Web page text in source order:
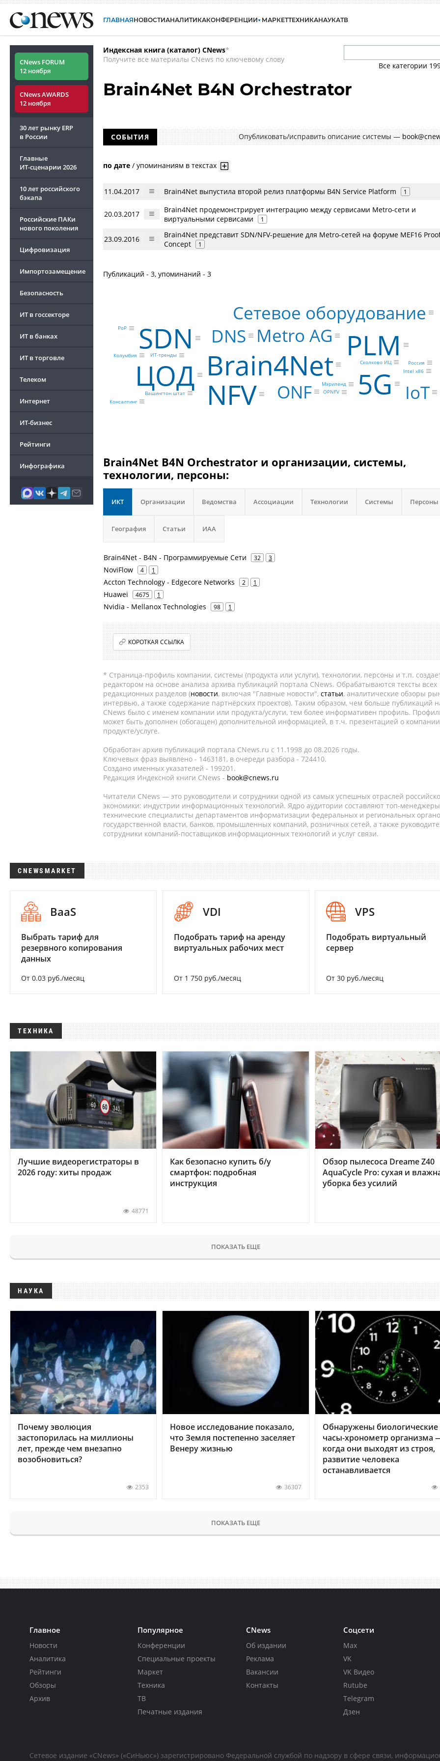
ГЛАВНАЯНОВОСТИАНАЛИТИКАКОНФЕРЕНЦИИ МАРКЕТТЕХНИКАНАУКАТВ
CNews FORUM
12 ноября
CNews AWARDS
12 ноября
30 лет рынку ERP
в России
Главные
ИТ-сценарии 2026
10 лет российского
бэкапа
Российские ПАКи
нового поколения
Цифровизация
Импортозамещение
Безопасность
ИТ в госсекторе
ИТ в банках
ИТ в торговле
Телеком
Интернет
ИТ-бизнес
Рейтинги
Инфографика
Индексная книга (каталог) CNews*
Получите все материалы CNews по ключевому слову
Все категории
Brain4Net B4N Orchestrator
СОБЫТИЯ Опубликовать/исправить описание системы —
по дате / упоминаниям в текстах
11.04.2017 Brain4Net выпустила второй релиз платформы B4N Service Platform 1
20.03.2017
Brain4Net продемонстрирует интеграцию между сервисами Metro-сети и
виртуальными сервисами
1
23.09.2016
Brain4Net представит SDN/NFV-решение для Metro-сетей на форуме MEF16
Concept
1
Публикаций - 3, упоминаний - 3
Brain4Net
5G
PLM
SDN
ЦОД
NFV
Metro AG
ONF
DNS
IoT
Сетевое оборудование
Сколково ИЦ
OPNFV
Intel x86
Мэриленд
Вашингтон штат
Россия
Колумбия
PoP
Консалтинг
ИТ-тренды
Brain4Net B4N Orchestrator и организации, системы,
технологии, персоны:
ИКТ Организации Ведомства Ассоциации Технологии Системы Персоны
География Статьи ИАА
Brain4Net - B4N - Программируемые Сети 32 3
NoviFlow 4 1
Accton Technology - Edgecore Networks 2 1
Huawei 4675 1
Nvidia - Mellanox Technologies 98 1
КОРОТКАЯ ССЫЛКА
* Страница-профиль компании, системы (продукта или услуги), технологии, персоны и т.п.
редактором на основе анализа архива публикаций портала CNews. Обрабатываются тексты всех
редакционных разделов (новости, включая "Главные новости", статьи, аналитические обзоры
интервью, а также содержание партнёрских проектов). Таким образом, чем больше публикаций
CNews было с именем компании или продукта/услуги, тем более информативен профиль.
может быть дополнен (обогащен) дополнительной информацией, в т.ч. презентацией о
продукте/услуге.
Обработан архив публикаций портала CNews.ru c 11.1998 до 08.2026 годы.
Ключевых фраз выявлено - 1463181, в очереди разбора - 724410.
Создано именных указателей - 199201.
Редакция Индексной книги CNews - book@cnews.ru
Читатели CNews — это руководители и сотрудники одной из самых успешных отраслей
экономики: индустрии информационных технологий. Ядро аудитории составляют топ-
технические специалисты департаментов информатизации федеральных и региональных
государственной власти, банков, промышленных компаний, розничных сетей, а также
сотрудники компаний-поставщиков информационных технологий и услуг связи.
CNEWSMARKET
BaaS
Выбрать тариф для
резервного копирования
данных
От 0.03 руб./месяц
VDI
Подобрать тариф на аренду
виртуальных рабочих мест
От 1 750 руб./месяц
VPS
Подобрать виртуальный
сервер
От 30 руб./месяц
ТЕХНИКА
Лучшие видеорегистраторы в
2026 году: хиты продаж
48771
Как безопасно купить б/у
смартфон: подробная
инструкция
Обзор пылесоса Dreame Z40
AquaCycle Pro: сухая и
уборка без усилий
ПОКАЗАТЬ ЕЩЕ
НАУКА
Почему эволюция
застопорилась на миллионы
лет, прежде чем внезапно
возобновиться?
2353
Новое исследование показало,
что Земля постепенно заселяет
Венеру жизнью
36307
Обнаружены биологические
часы-хронометр организма
когда они выходят из строя,
развитие человека
останавливается
ПОКАЗАТЬ ЕЩЕ
Главное
Новости
Аналитика
Рейтинги
Обзоры
Архив
Популярное
Конференции
Специальные проекты
Маркет
Техника
ТВ
Печатные издания
CNews
Об издании
Реклама
Вакансии
Контакты
Соцсети
Max
VK
VK Видео
Rutube
Telegram
Дзен
Сетевое издание «CNews» («СиНьюс») зарегистрировано Федеральной службой по надзору в сфере связи,